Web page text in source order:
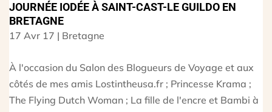
JOURNÉE IODÉE À SAINT-CAST-LE GUILDO EN
BRETAGNE
17 Avr 17 | Bretagne
À l'occasion du Salon des Blogueurs de Voyage et aux
côtés de mes amis Lostintheusa.fr ; Princesse Krama ;
The Flying Dutch Woman ; La fille de l'encre et Bambi à